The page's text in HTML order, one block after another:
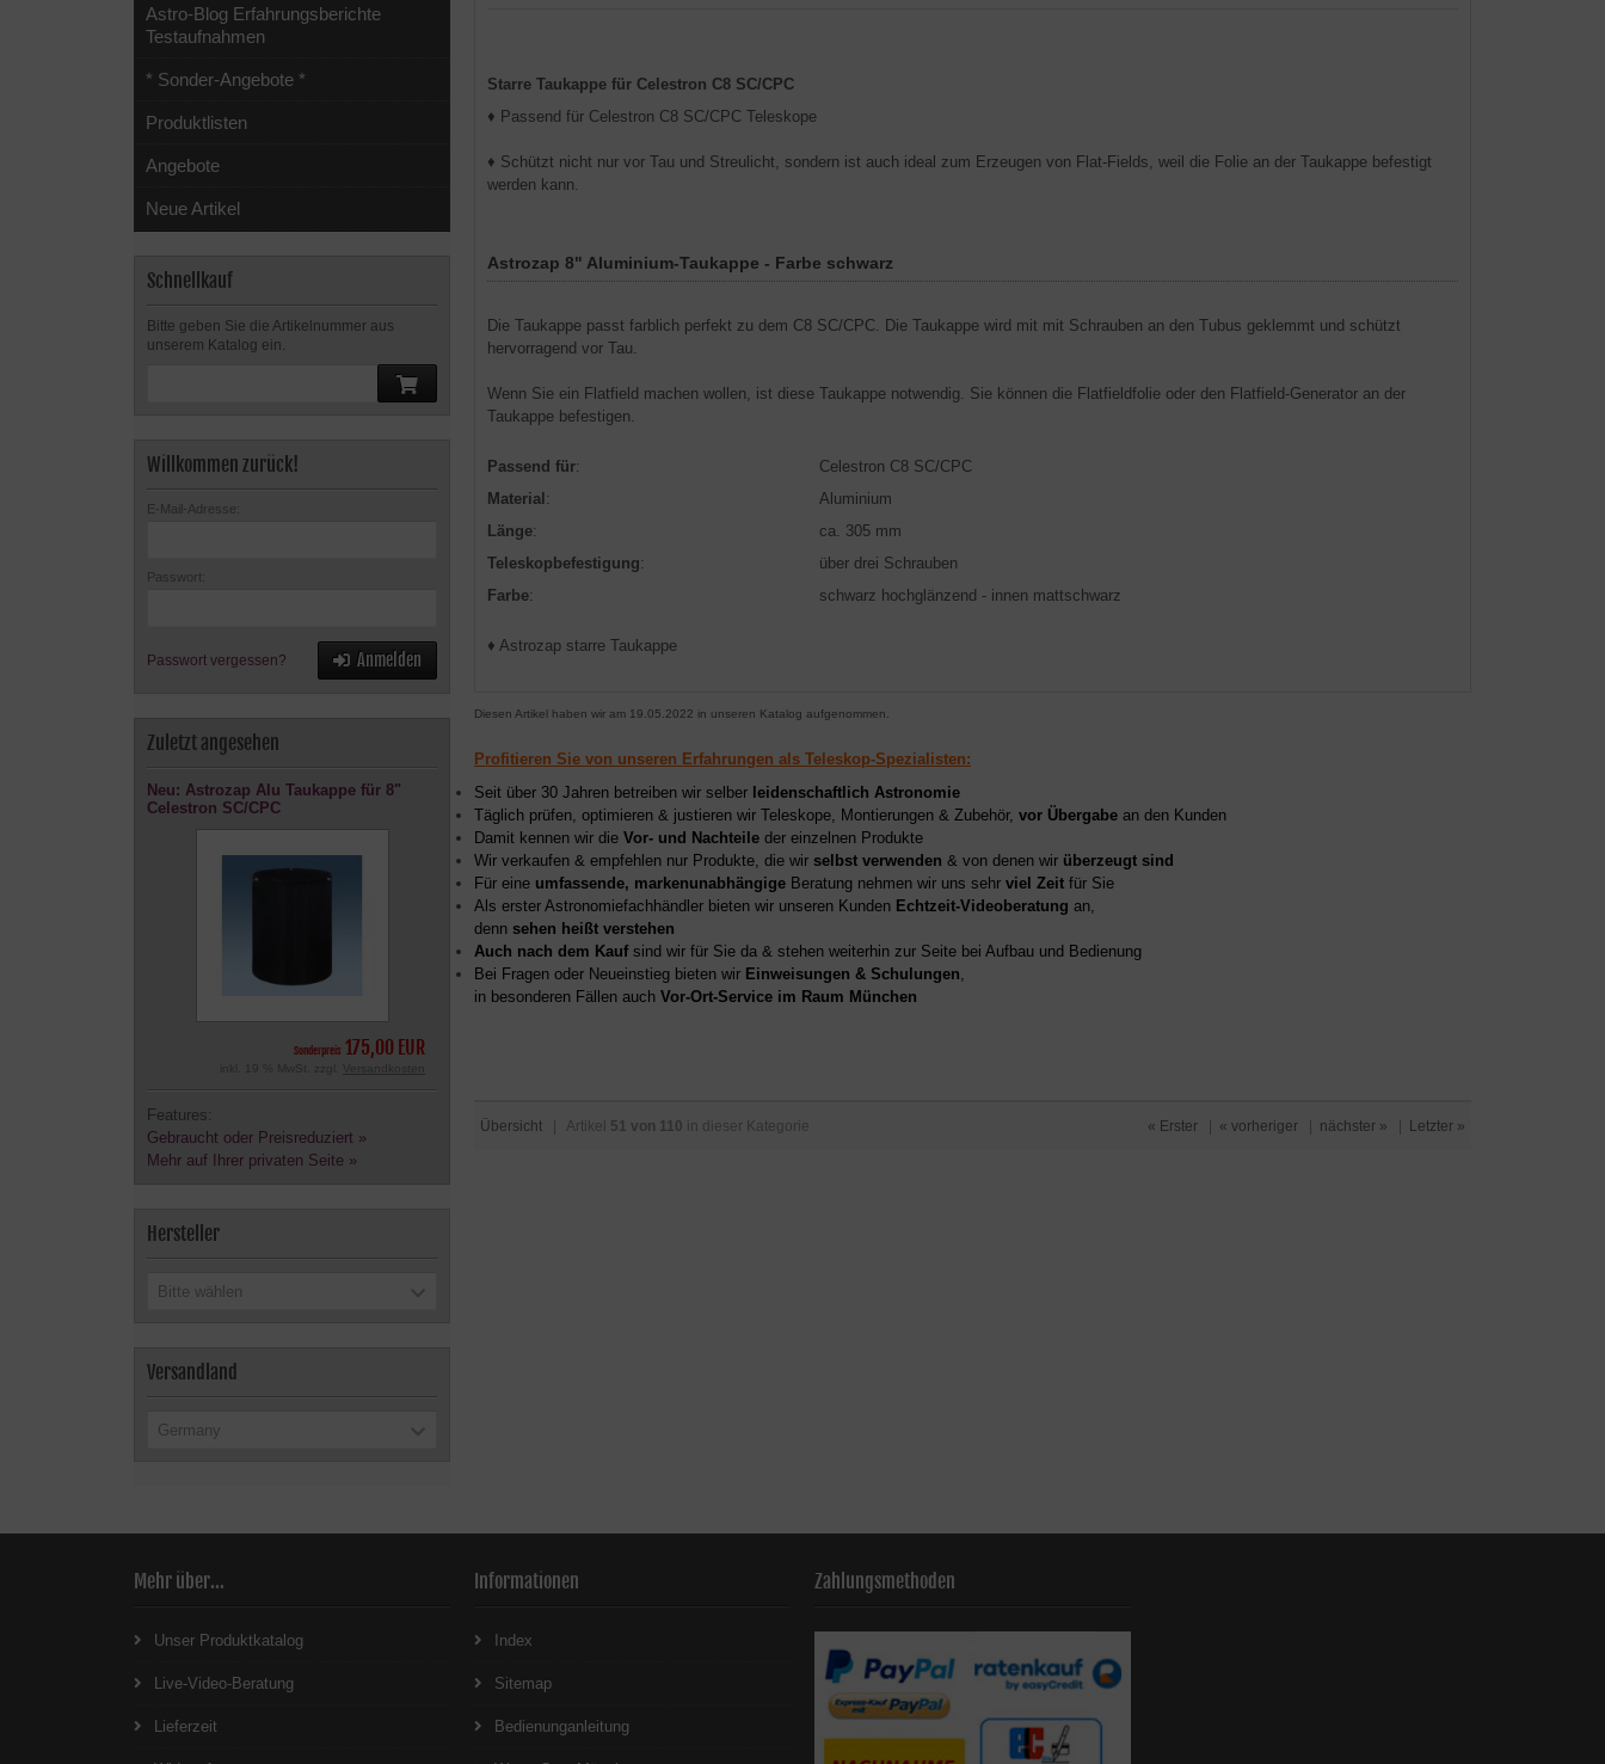
Starre Taukappe für Celestron C8 SC/CPC
♦ Passend für Celestron C8 SC/CPC Teleskope
♦ Schützt nicht nur vor Tau und Streulicht, sondern ist auch ideal zum Erzeugen von Flat-Fields, weil die Folie an der Taukappe befestigt
werden kann.
Astrozap 8" Aluminium-Taukappe - Farbe schwarz
Die Taukappe passt farblich perfekt zu dem C8 SC/CPC. Die Taukappe wird mit mit Schrauben an den Tubus geklemmt und schützt
hervorragend vor Tau.
Wenn Sie ein Flatfield machen wollen, ist diese Taukappe notwendig. Sie können die Flatfieldfolie oder den Flatfield-Generator an der
Taukappe befestigen.
Passend für:
Celestron C8 SC/CPC
Material :
Aluminium
Länge:
ca. 305 mm
Teleskopbefestigung:
über drei Schrauben
Farbe: schwarz hochglänzend - innen mattschwarz
♦ Astrozap starre Taukappe
Diesen Artikel haben wir am 19.05.2022 in unseren Katalog aufgenommen.
Profitieren Sie von unseren Erfahrungen als Teleskop-Spezialisten:
Seit über 30 Jahren betreiben wir selber leidenschaftlich Astronomie
Täglich prüfen, optimieren & justieren wir Teleskope, Montierungen & Zubehör, vor Übergabe an den Kunden
Damit kennen wir die Vor- und Nachteile der einzelnen Produkte
Wir verkaufen & empfehlen nur Produkte, die wir selbst verwenden & von denen wir überzeugt sind
Für eine umfassende, markenunabhängige Beratung nehmen wir uns sehr viel Zeit für Sie
Als erster Astronomiefachhändler bieten wir unseren Kunden Echtzeit-Videoberatung an,
denn sehen heißt verstehen
Auch nach dem Kaufsind wir für Sie da & stehen weiterhin zur Seite bei Aufbau und Bedienung
Bei Fragen oder Neueinstieg bieten wir Einweisungen & Schulungen,
in besonderen Fällen auch Vor-Ort-Service im Raum München
Übersicht | Artikel 51 von 110 in dieser Kategorie « Erster « vorheriger nächster » Letzter »
Astro-Blog Erfahrungsberichte
Testaufnahmen
* Sonder-Angebote *
Produktlisten
Angebote
Neue Artikel
Schnellkauf
Bitte geben Sie die Artikelnummer aus
unserem Katalog ein.
Willkommen zurück!
E-Mail-Adresse:
Passwort:
Passwort vergessen? Anmelden
Zuletzt angesehen
Neu: Astrozap Alu Taukappe für 8"
Celestron SC/CPC
Sonderpreis 175,00 EUR
inkl. 19 % MwSt. zzgl.
Features:
Gebraucht oder Preisreduziert »
Mehr auf Ihrer privaten Seite »
Hersteller
Bitte wählen
Versandland
Germany
Mehr über...
Unser Produktkatalog
Live-Video-Beratung
Lieferzeit
Informationen
Index
Sitemap
Bedienunganleitung
Zahlungsmethoden